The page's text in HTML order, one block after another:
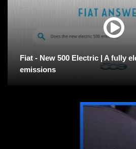
Fiat - New 500 Electric | A fully
emissions​